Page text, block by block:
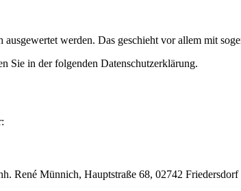
werden. Das geschieht vor allem mit
Sie in der folgenden Datenschutzerklärung.
Münnich, Hauptstraße 68, 02742